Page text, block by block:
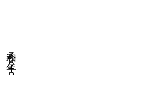
令和７年２月９日・中々